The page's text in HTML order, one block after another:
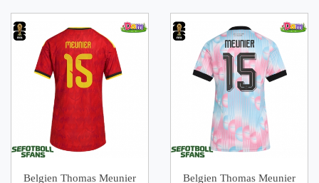
Belgien Thomas Meunier Belgien Thomas Meunier